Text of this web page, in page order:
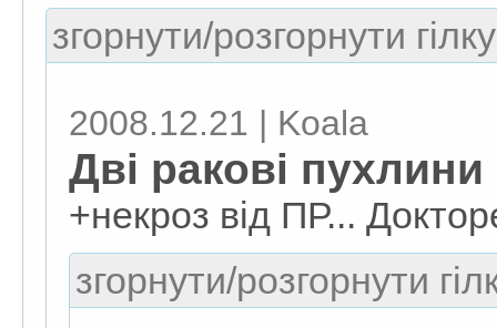
згорнути/розгорнути
2008.12.21 | Koala
Дві ракові
+некроз від ПР...
згорнути/розгорнути